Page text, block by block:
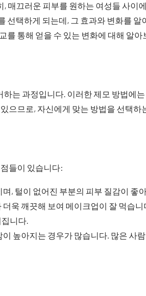
매끄러운 피부를 원하는 여성들 사이
선택하게 되는데, 그 효과와 변화를 알
를 통해 얻을 수 있는 변화에 대해 알아
는 과정입니다. 이러한 제모 방법에
으므로, 자신에게 맞는 방법을 선택하
들이 있습니다:
, 털이 없어진 부분의 피부 질감이 좋
욱 깨끗해 보여 메이크업이 잘 먹습
니다.
높아지는 경우가 많습니다. 많은 사